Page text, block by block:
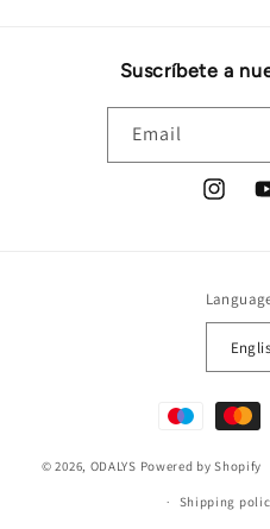
Suscríbete a
Email
Payment
methods
© 2026, ODALYS Powered by Shopify
Shipping